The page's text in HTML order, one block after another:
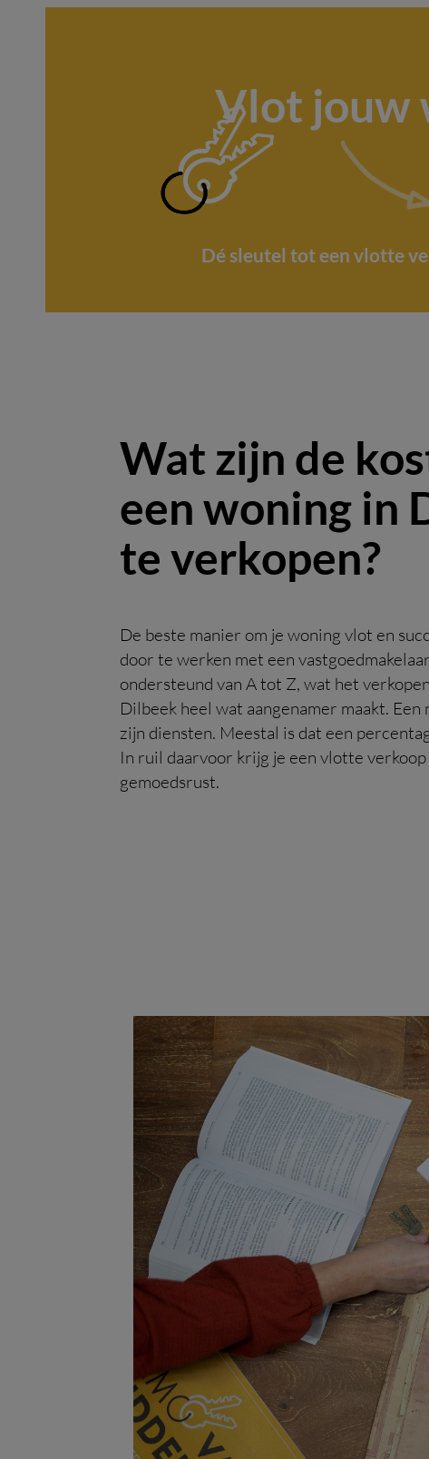
Vlot jouw
Dé sleutel tot een vlotte
Wat zijn de
een woning in
te verkopen?
De beste manier om je woning vlot en
door te werken met een
ondersteund van A tot Z, wat het
Dilbeek heel wat aangenamer maakt. Een
zijn diensten. Meestal is dat een
In ruil daarvoor krijg je een vlotte
gemoedsrust.